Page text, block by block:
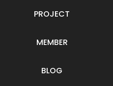
PROJECT
MEMBER
BLOG